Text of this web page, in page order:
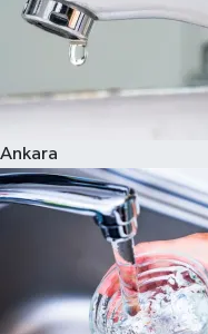
Ankara